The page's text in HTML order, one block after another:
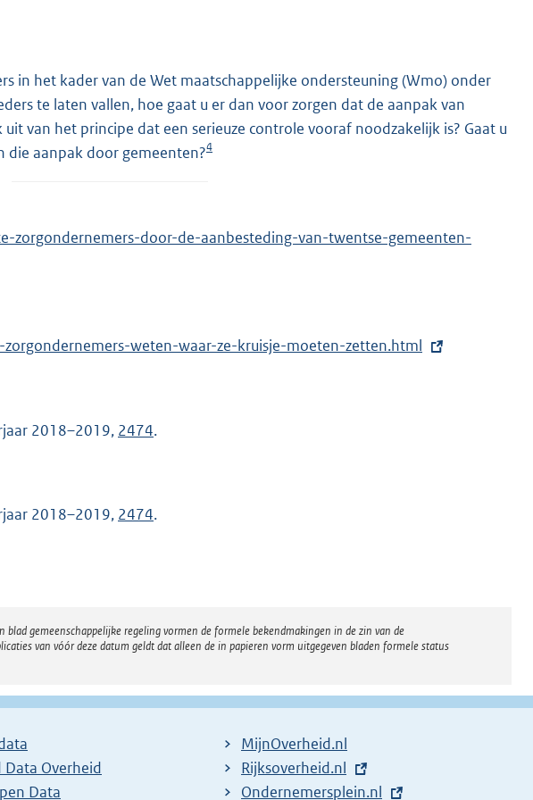
in het kader van de Wet maatschappelijke ondersteuning (Wmo) onder
te laten vallen, hoe gaat u er dan voor zorgen dat de aanpak van
van het principe dat een serieuze controle vooraf noodzakelijk is? Gaat u
aanpak door gemeenten?4
zorgondernemers-door-de-aanbesteding-van-twentse-gemeenten-
weten-waar-ze-kruisje-moeten-zetten.html
2018–2019, 2474.
2018–2019, 2474.
gemeenschappelijke regeling vormen de formele bekendmakingen in de zin van de
van vóór deze datum geldt dat alleen de in papieren vorm uitgegeven bladen formele status
Data Overheid
Data
MijnOverheid.nl
E
x
Rijksoverheid.nl
E
Ondernemersplein.nl